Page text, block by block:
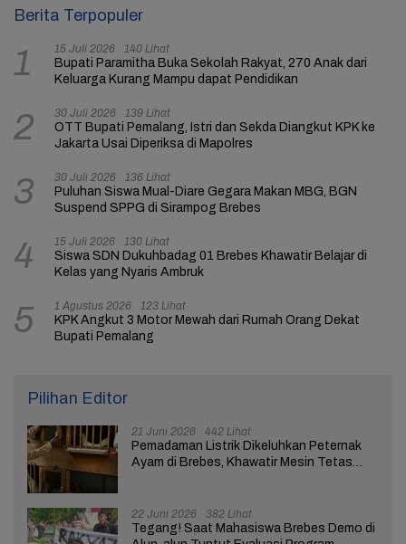
Berita Terpopuler
1 15 Juli 2026 140 Lihat
Bupati Paramitha Buka Sekolah Rakyat, 270 Anak dari
Keluarga Kurang Mampu dapat Pendidikan
2 30 Juli 2026 139 Lihat
OTT Bupati Pemalang, Istri dan Sekda Diangkut KPK ke
Jakarta Usai Diperiksa di Mapolres
3 30 Juli 2026 136 Lihat
Puluhan Siswa Mual-Diare Gegara Makan MBG, BGN
Suspend SPPG di Sirampog Brebes
4 15 Juli 2026 130 Lihat
Siswa SDN Dukuhbadag 01 Brebes Khawatir Belajar di
Kelas yang Nyaris Ambruk
5 1 Agustus 2026 123 Lihat
KPK Angkut 3 Motor Mewah dari Rumah Orang Dekat
Bupati Pemalang
Pilihan Editor
21 Juni 2026 442 Lihat
Pemadaman Listrik Dikeluhkan Peternak
Ayam di Brebes, Khawatir Mesin Tetas
22 Juni 2026 382 Lihat
Tegang! Saat Mahasiswa Brebes Demo di